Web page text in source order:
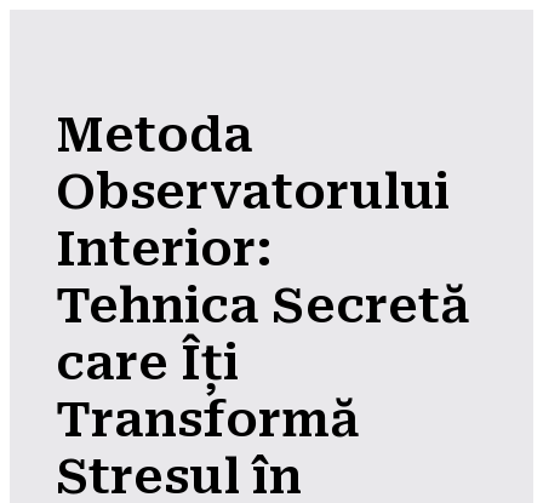
Metoda
Observatorului
Interior:
Tehnica Secretă
care Îți
Transformă
Stresul în